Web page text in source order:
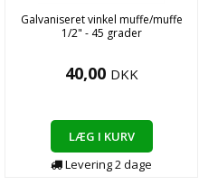
Galvaniseret vinkel muffe/muffe
1/2" - 45 grader
40,00 DKK
LÆG I KURV
Levering2dage